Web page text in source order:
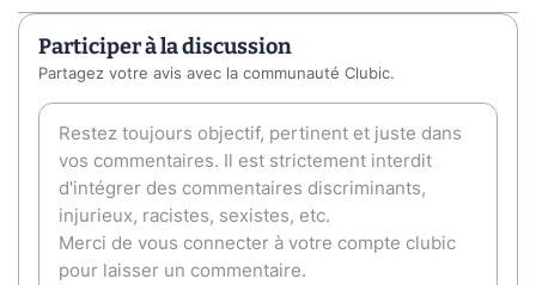
Participer à la discussion
Partagez votre avis avec la communauté Clubic.